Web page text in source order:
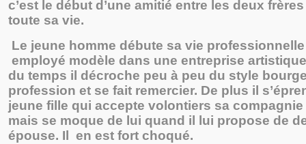
c’est le début d’une amitié entre les deux
toute sa vie.
Le jeune homme débute sa vie
employé modèle dans une entreprise
du temps il décroche peu à peu du style
profession et se fait remercier. De plus il
jeune fille qui accepte volontiers sa
mais se moque de lui quand il lui propose de
épouse. Il en est fort choqué.